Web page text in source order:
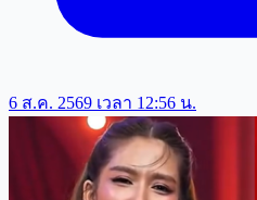
6 ส.ค. 2569 เวลา 12:56 น.